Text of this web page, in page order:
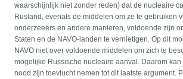
waarschijnlijk niet zonder reden) dat de nucleaire
Rusland, evenals de middelen om ze te gebruiken
onderzeeërs en andere manieren, voldoende zijn
Staten en de NAVO-landen te vernietigen. Op dit
NAVO niet over voldoende middelen om zich te
mogelijke Russische nucleaire aanval. Daarom
nood zijn toevlucht nemen tot dit laatste argument.